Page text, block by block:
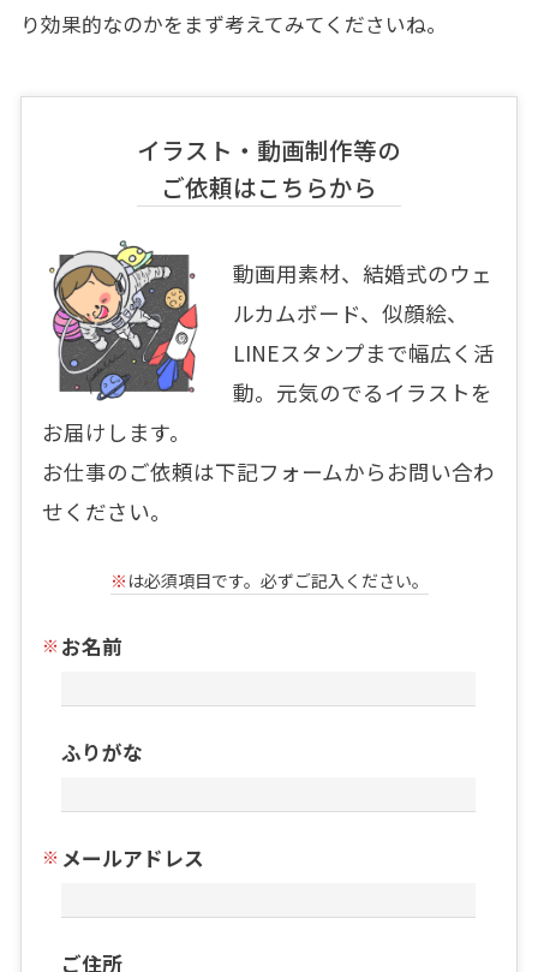
り効果的なのかをまず考えてみてくださいね。
イラスト・動画制作等の
ご依頼はこちらから
動画用素材、結婚式のウェ
ルカムボード、似顔絵、
LINEスタンプまで幅広く活
動。元気のでるイラストを
お届けします。
お仕事のご依頼は下記フォームからお問い合わ
せください。
※ は必須項目です。必ずご記入ください。
お名前
ふりがな
メールアドレス
ご住所